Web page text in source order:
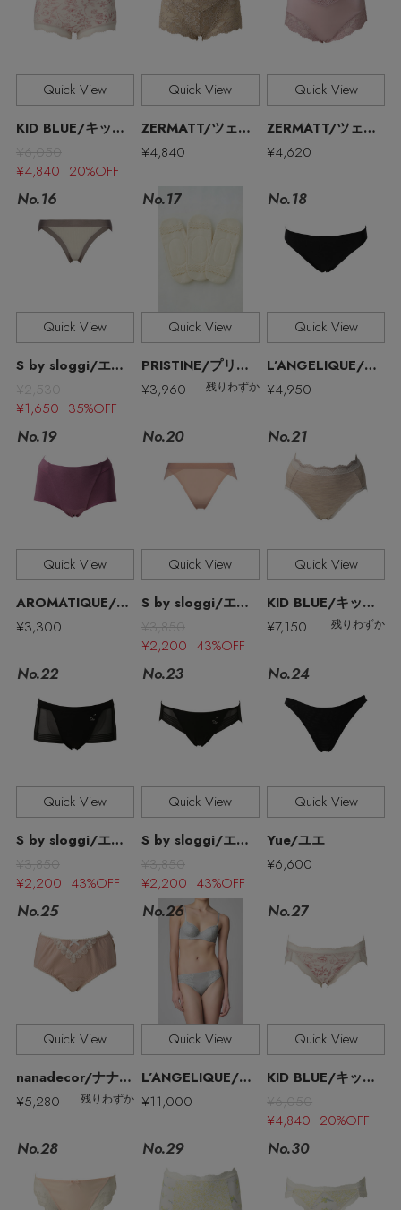
ベーシックとトレンドが交差する16の名品
Stay inthe Loop
ELLE SHOP 公式アプリ
Quick View
KID BLUE/キッドブルー
¥6,050
¥4,840 20%OFF
Quick View
ZERMATT/ツェルマット
¥4,840
Quick View
ZERMATT/ツェルマット
¥4,620
No.16
Quick View
S by sloggi/エス バイ スロギー
¥2,530
¥1,650 35%OFF
No.17
Quick View
PRISTINE/プリスティン
¥3,960
残りわずか
No.18
Quick View
L’ANGELIQUE/ランジェリーク
¥4,950
No.19
Quick View
AROMATIQUE/アロマティック
¥3,300
No.20
Quick View
S by sloggi/エス バイ スロギー
¥3,850
¥2,200 43%OFF
No.21
Quick View
KID BLUE/キッドブルー
¥7,150
残りわずか
No.22
Quick View
S by sloggi/エス バイ スロギー
¥3,850
¥2,200 43%OFF
No.23
Quick View
S by sloggi/エス バイ スロギー
¥3,850
¥2,200 43%OFF
No.24
Quick View
Yue/ユエ
¥6,600
No.25
Quick View
nanadecor/ナナデェコール
¥5,280
残りわずか
No.26
Quick View
L’ANGELIQUE/ランジェリーク
¥11,000
No.27
Quick View
KID BLUE/キッドブルー
¥6,050
¥4,840 20%OFF
No.28 No.29 No.30